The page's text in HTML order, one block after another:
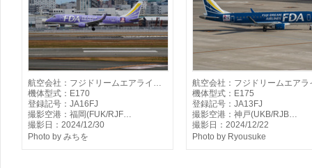
航空会社：フジドリームエアライ…
機体型式：E170
登録記号：JA16FJ
撮影空港：福岡(FUK/RJF…
撮影日：2024/12/30
Photo by みちを
航空会社：フジドリームエア
機体型式：E175
登録記号：JA13FJ
撮影空港：神戸(UKB/RJB…
撮影日：2024/12/22
Photo by Ryousuke